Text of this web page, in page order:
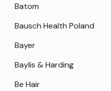
Batom
Bausch Health Poland
Bayer
Baylis & Harding
Be Hair